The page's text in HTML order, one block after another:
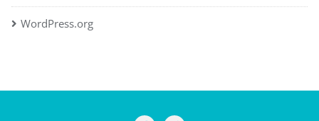
WordPress.org